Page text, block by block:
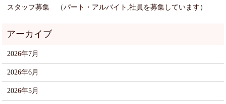
スタッフ募集 （パート・アルバイト,社員を募集しています）
2026年7月
2026年6月
2026年5月